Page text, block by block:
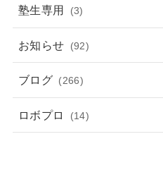
塾生専用 (3)
お知らせ (92)
ブログ (266)
ロボプロ (14)